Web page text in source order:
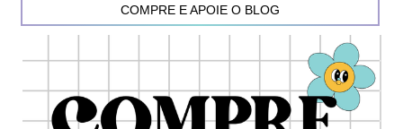
COMPRE E APOIE O BLOG